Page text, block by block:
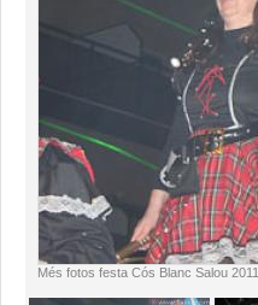
Més fotos festa Cós Blanc Salou 2011